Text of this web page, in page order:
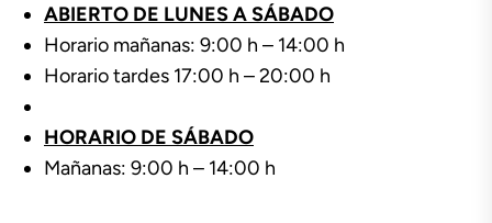
ABIERTO DE LUNES A SÁBADO
Horario mañanas: 9:00 h – 14:00 h
Horario tardes 17:00 h – 20:00 h
HORARIO DE SÁBADO
Mañanas: 9:00 h – 14:00 h